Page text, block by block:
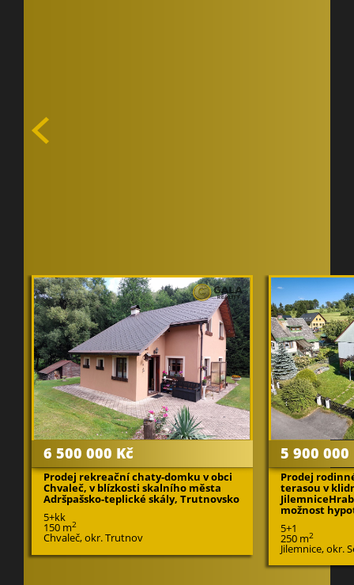
6 500 000 Kč
Prodej rekreační chaty-domku v obci
Chvaleč, v blízkosti skalního města
Adršpašsko-teplické skály, Trutnovsko
5+kk
150 m2
Chvaleč, okr. Trutnov
5 900 000
Prodej
terasou v
možnost
5+1
250 m2
Jilemnice, okr.